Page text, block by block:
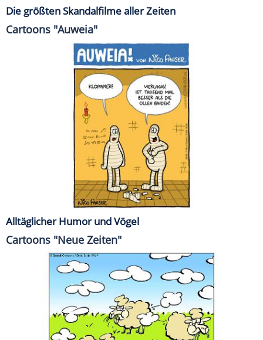
Die größten Skandalfilme aller Zeiten
Cartoons "Auweia"
Alltäglicher Humor und Vögel
Cartoons "Neue Zeiten"